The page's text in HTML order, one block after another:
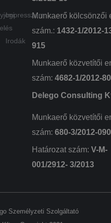
Impresszum
Irodák
Munkaerő kölcsönzői
szám.: 1432-1/2012-
915
Munkaerő közvetítői
szám:4682-1/2012-
Delego Consulting
Munkaerő közvetítői
szám:680-3/2012-
Határozat szám:V-M-
001/2912- 3/2013
Személyzeti Szolgáltató
Szolgáltató
Platform
.delego.hu
egy
valós
Google LLC
6 hónap 3
Ezt a
állítja
van),
Szolgáltató
/ Domain
delego.hu
delego.hu
1 év
delego.hu
1
hónap